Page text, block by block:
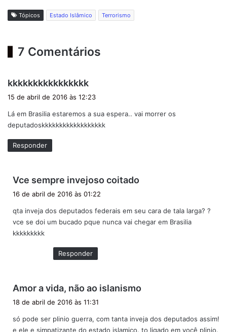
Tópicos Estado Islâmico Terrorismo
7 Comentários
kkkkkkkkkkkkkkkk
s
e
15 de abril de 2016 às 12:23
Lá em Brasilia estaremos a sua espera.. vai morrer os
deputadoskkkkkkkkkkkkkkkkkk
Responder
Vce sempre invejoso coitado
s
e
16 de abril de 2016 às 01:22
qta inveja dos deputados federais em seu cara de tala larga? ?
vce se doi um bucado pque nunca vai chegar em Brasilia
kkkkkkkkk
Responder
Amor a vida, não ao islanismo
s
18 de abril de 2016 às 11:31
só pode ser plinio guerra, com tanta inveja dos deputados assim!
e ele e simpatizante do estado islamico. to ligado em você plinio.